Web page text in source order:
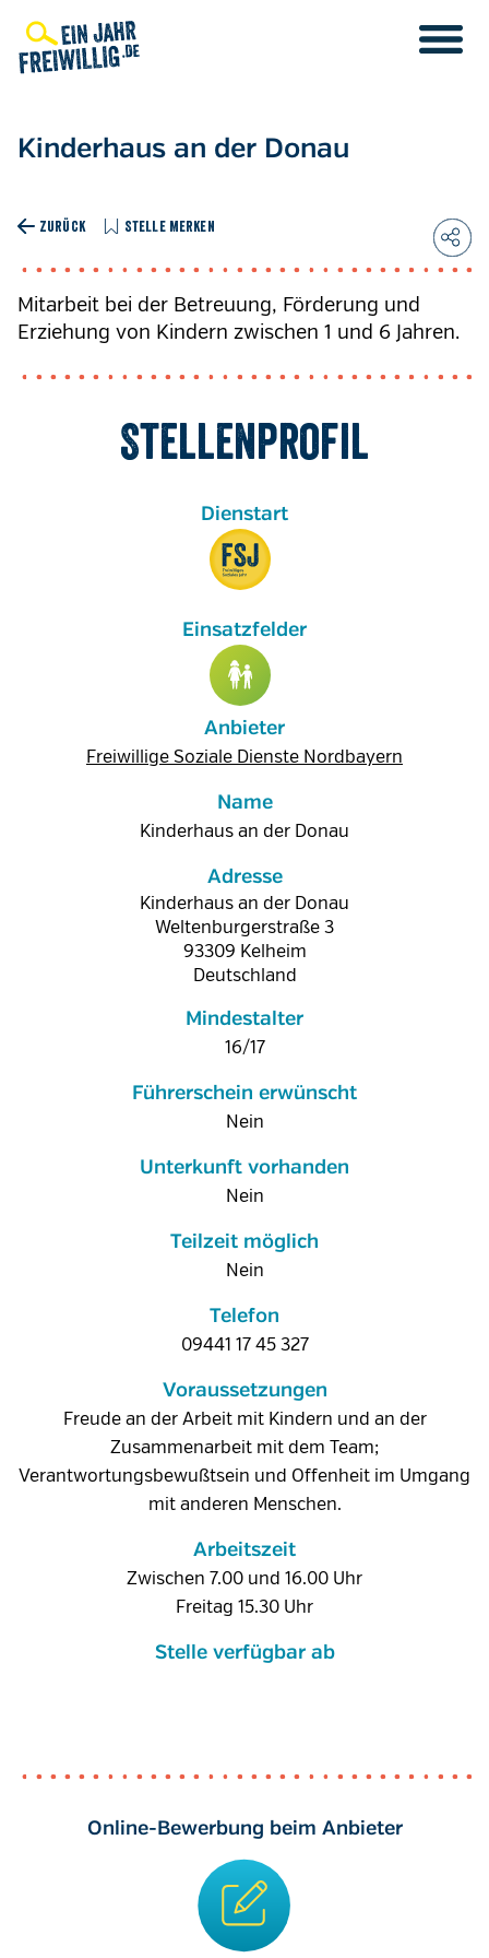
zum
Inhalt
Kinderhaus an der Donau
ZURÜCK STELLE MERKEN
Mitarbeit bei der Betreuung, Förderung und
Erziehung von Kindern zwischen 1 und 6 Jahren.
Stellenprofil
Anbieter
Freiwillige Soziale Dienste Nordbayern
Name
Kinderhaus an der Donau
Adresse
Kinderhaus an der Donau
Weltenburgerstraße 3
93309 Kelheim
Deutschland
Mindestalter
16/17
Führerschein erwünscht
Nein
Unterkunft vorhanden
Nein
Teilzeit möglich
Nein
Telefon
09441 17 45 327
Voraussetzungen
Freude an der Arbeit mit Kindern und an der
Zusammenarbeit mit dem Team;
Verantwortungsbewußtsein und Offenheit im Umgang
mit anderen Menschen.
Arbeitszeit
Zwischen 7.00 und 16.00 Uhr
Freitag 15.30 Uhr
Stelle verfügbar ab
Online-Bewerbung beim Anbieter